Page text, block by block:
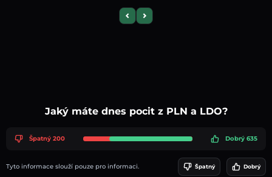
Previous slide
Next slide
Jaký máte dnes pocit z PLN a LDO?
Špatný 200 Dobrý 635
Tyto informace slouží pouze pro informaci. Špatný Dobrý